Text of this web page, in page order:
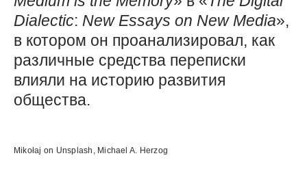
Dialectic: New Essays on New Media»,
в котором он проанализировал, как
различные средства переписки
влияли на историю развития
общества.
Использованные источники:
Mikołaj on Unsplash, Michael A. Herzog